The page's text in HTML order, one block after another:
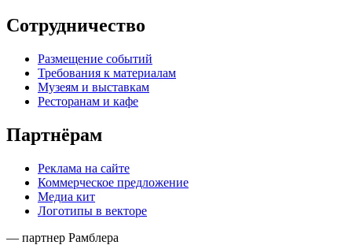
Сотрудничество
Размещение событий
Требования к материалам
Музеям и выставкам
Ресторанам и кафе
Партнёрам
Реклама на сайте
Коммерческое предложение
Медиа кит
Логотипы в векторе
— партнер Рамблера